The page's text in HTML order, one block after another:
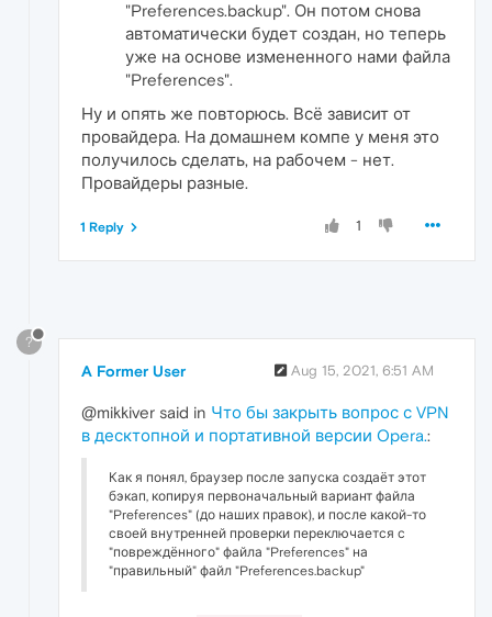
"Preferences.backup". Он потом снова
автоматически будет создан, но теперь
уже на основе измененного нами файла
"Preferences".
Ну и опять же повторюсь. Всё зависит от
провайдера. На домашнем компе у меня это
получилось сделать, на рабочем - нет.
Провайдеры разные.
1
1 Reply
?
A Former User Aug 15, 2021, 6:51 AM
@mikkiver said in Что бы закрыть вопрос с VPN
в десктопной и портативной версии Opera.:
Как я понял, браузер после запуска создаёт этот
бэкап, копируя первоначальный вариант файла
"Preferences" (до наших правок), и после какой-то
своей внутренней проверки переключается с
"повреждённого" файла "Preferences" на
"правильный" файл "Preferences.backup"